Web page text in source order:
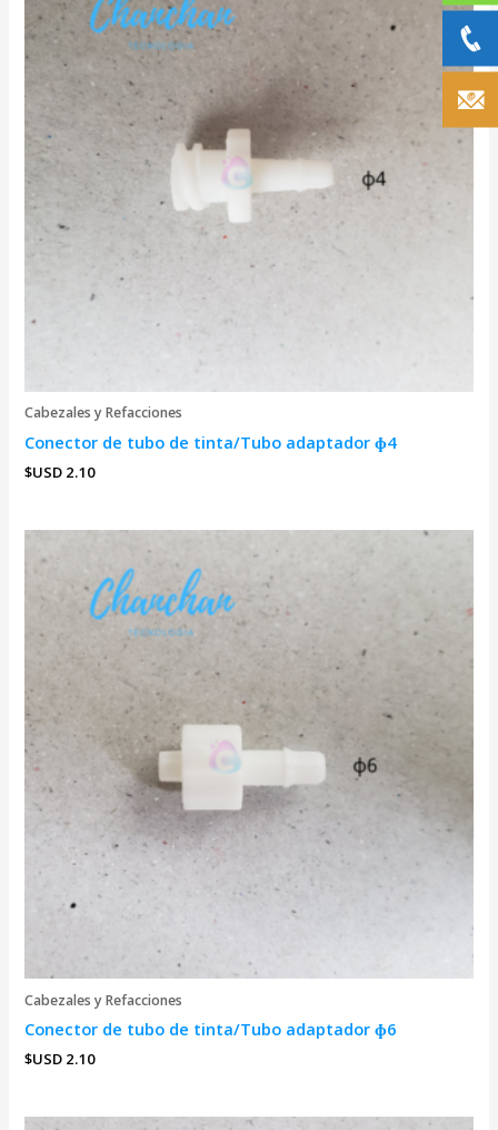
Cabezales y Refacciones
Conector de tubo de tinta/Tubo adaptador ɸ4
$USD 2.10
Cabezales y Refacciones
Conector de tubo de tinta/Tubo adaptador ɸ6
$USD 2.10